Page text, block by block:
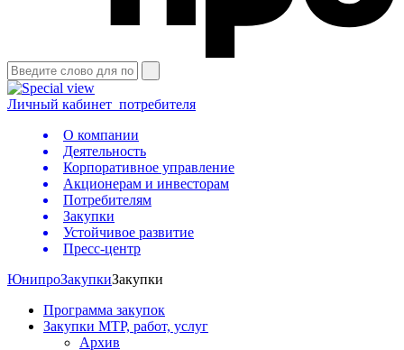
Личный кабинет потребителя
О компании
Деятельность
Корпоративное управление
Акционерам и инвесторам
Потребителям
Закупки
Устойчивое развитие
Пресс-центр
ЮнипроЗакупкиЗакупки
Программа закупок
Закупки МТР, работ, услуг
Архив